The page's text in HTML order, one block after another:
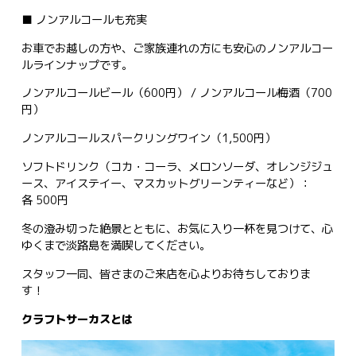
■ ノンアルコールも充実
お車でお越しの方や、ご家族連れの方にも安心のノンアルコー
ルラインナップです。
ノンアルコールビール（600円） / ノンアルコール梅酒（700
円）
ノンアルコールスパークリングワイン（1,500円）
ソフトドリンク（コカ・コーラ、メロンソーダ、オレンジジュ
ース、アイステイー、マスカットグリーンティーなど）：
各 500円
冬の澄み切った絶景とともに、お気に入り一杯を見つけて、心
ゆくまで淡路島を満喫してください。
スタッフ一同、皆さまのご来店を心よりお待ちしておりま
す！
クラフトサーカスとは